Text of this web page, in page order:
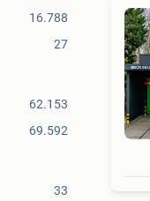
16.788
27
62.153
69.592
33